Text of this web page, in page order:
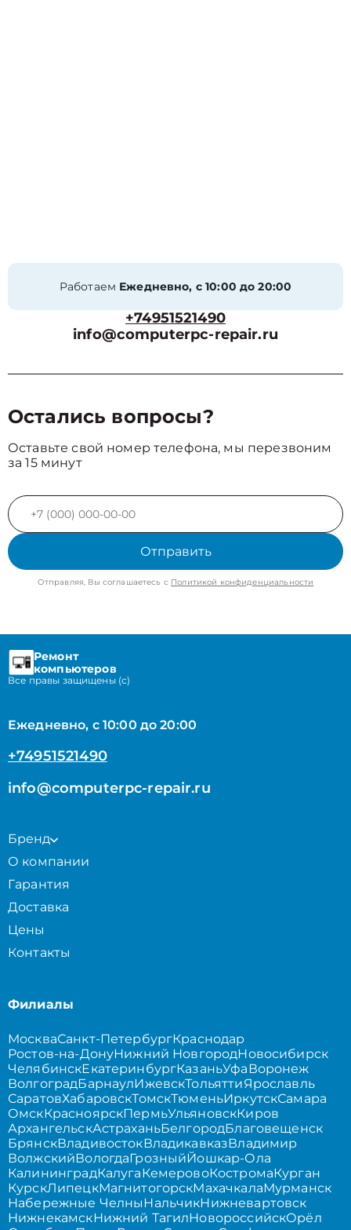
Работаем Ежедневно, с 10:00 до 20:00
+74951521490
info@computerpc-repair.ru
Остались вопросы?
Оставьте свой номер телефона, мы перезвоним
за 15 минут
Отправить
Отправляя, Вы соглашаетесь с Политикой конфиденциальности
Ремонт
компьютеров
Все правы защищены (с)
Ежедневно, с 10:00 до 20:00
+74951521490
info@computerpc-repair.ru
Бренд
О компании
Гарантия
Доставка
Цены
Контакты
Филиалы
МоскваСанкт-ПетербургКраснодар
Ростов-на-ДонуНижний НовгородНовосибирск
ЧелябинскЕкатеринбургКазаньУфаВоронеж
ВолгоградБарнаулИжевскТольяттиЯрославль
СаратовХабаровскТомскТюменьИркутскСамара
ОмскКрасноярскПермьУльяновскКиров
АрхангельскАстраханьБелгородБлаговещенск
БрянскВладивостокВладикавказВладимир
ВолжскийВологдаГрозныйЙошкар-Ола
КалининградКалугаКемеровоКостромаКурган
КурскЛипецкМагнитогорскМахачкалаМурманск
Набережные ЧелныНальчикНижневартовск
НижнекамскНижний ТагилНовороссийскОрёл